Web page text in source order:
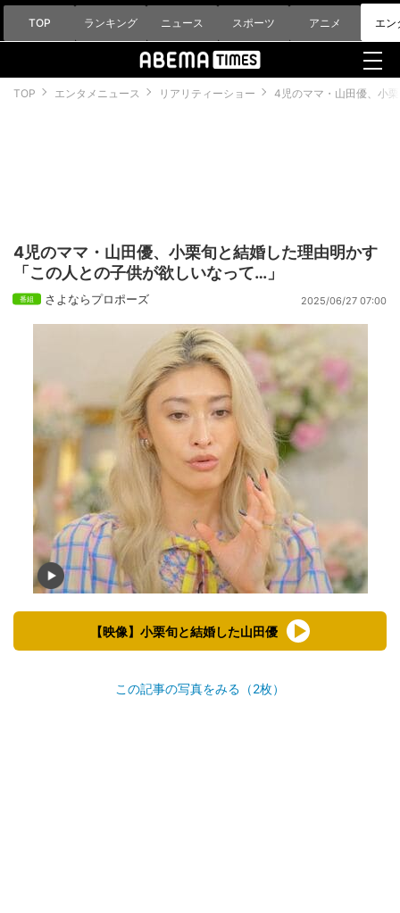
TOP ランキング ニュース スポーツ アニメ エン
TOP エンタメニュース リアリティーショー 4児のママ・山田優、小
4児のママ・山田優、小栗旬と結婚した理由明かす
「この人との子供が欲しいなって…」
さよならプロポーズ 2025/06/27 07:00
【映像】小栗旬と結婚した山田優
この記事の写真をみる（2枚）